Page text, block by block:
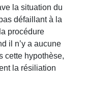
la situation du
défaillant à la
procédure
il n’y a aucune
cette hypothèse,
la résiliation